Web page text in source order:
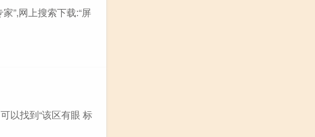
”,网上搜索下载:“屏
以找到“该区有眼 标